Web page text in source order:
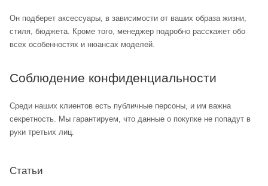
Он подберет аксессуары, в зависимости от ваших образа жизни,
стиля, бюджета. Кроме того, менеджер подробно расскажет обо
всех особенностях и нюансах моделей.
Соблюдение конфиденциальности
Среди наших клиентов есть публичные персоны, и им важна
секретность. Мы гарантируем, что данные о покупке не попадут в
руки третьих лиц.
Статьи